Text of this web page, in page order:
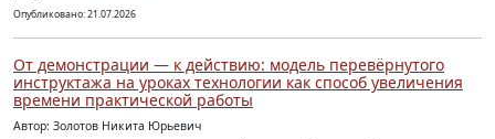
Опубликовано: 21.07.2026
От демонстрации — к действию: модель перевёрнутого
инструктажа на уроках технологии как способ увеличения
времени практической работы
Автор: Золотов Никита Юрьевич